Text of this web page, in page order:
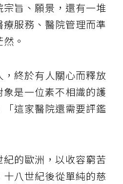
旨、願景，還有一堆
服務、醫院管理而準
。
終於有人關心而釋放
是一位素不相識的護
這家醫院還需要評鑑
的歐洲，以收容窮苦
八世紀後從單純的慈